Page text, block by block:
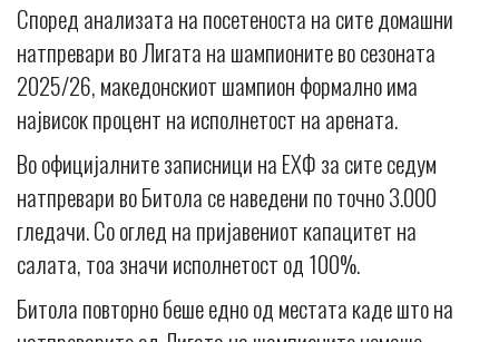
Според анализата на посетеноста на сите домашни
натпревари во Лигата на шампионите во сезоната
2025/26, македонскиот шампион формално има
највисок процент на исполнетост на арената.
Во официјалните записници на ЕХФ за сите седум
натпревари во Битола се наведени по точно 3.000
гледачи. Со оглед на пријавениот капацитет на
салата, тоа значи исполнетост од 100%.
Битола повторно беше едно од местата каде што на